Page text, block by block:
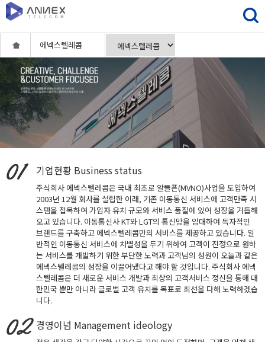
에넥스텔레콤
기업현황 Business status
주식회사 에넥스텔레콤은 국내 최초로 알뜰폰(MVNO)사업을 도입하여
2003년 12월 회사를 설립한 이래, 기존 이동통신 서비스에 고객만족 시
스템을 접목하여 가입자 유치 규모와 서비스 품질에 있어 성장을 거듭해
오고 있습니다. 이동통신사 KT와 LGT의 통신망을 임대하여 독자적인
브랜드를 구축하고 에넥스텔레콤만의 서비스를 제공하고 있습니다. 일
반적인 이동통신 서비스에 차별성을 두기 위하여 고객이 진정으로 원하
는 서비스를 개발하기 위한 부단한 노력과 고객님의 성원이 오늘과 같은
에넥스텔레콤의 성장을 이끌어냈다고 해야 할 것입니다. 주식회사 에넥
스텔레콤은 더 새로운 서비스 개발과 최상의 고객서비스 정신을 통해 대
한민국 뿐만 아니라 글로벌 고객 유치를 목표로 최선을 다해 노력하겠습
니다.
경영이념 Management ideology